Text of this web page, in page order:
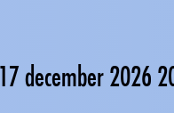
december 2026